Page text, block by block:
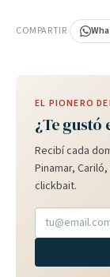
COMPARTIR
EL PIONERO
¿Te gustó
Recibí cada
Pinamar,
clickbait.